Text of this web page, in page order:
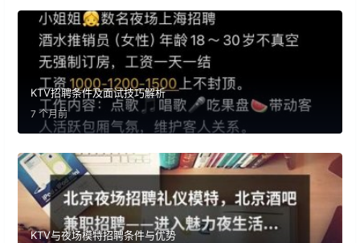
KTV招聘条件及面试技巧解析
7 个月前
KTV与夜场模特招聘条件与优势